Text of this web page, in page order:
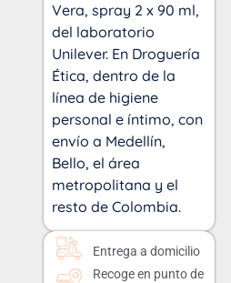
Vera, spray 2 x 90 ml,
del laboratorio
Unilever. En Droguería
Ética, dentro de la
línea de higiene
personal e íntimo, con
envío a Medellín,
Bello, el área
metropolitana y el
resto de Colombia.
Entrega a domicilio
Recoge en punto de